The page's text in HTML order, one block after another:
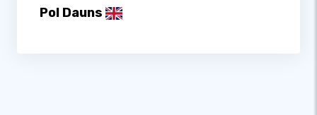
Pol Dauns